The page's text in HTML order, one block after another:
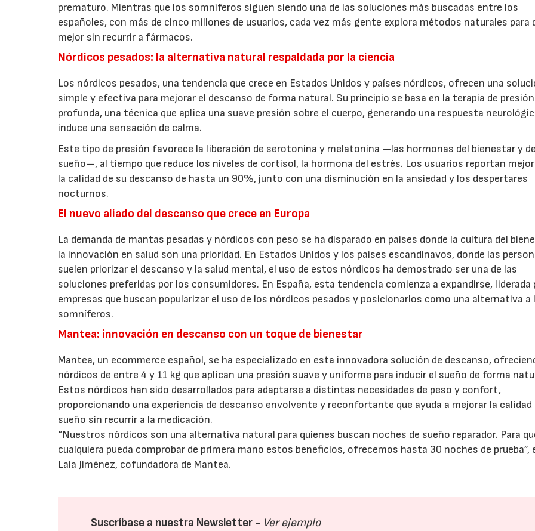
prematuro. Mientras que los somníferos siguen siendo una de las soluciones más buscadas entre los
españoles, con más de cinco millones de usuarios, cada vez más gente explora métodos naturales para
mejor sin recurrir a fármacos.
Nórdicos pesados: la alternativa natural respaldada por la ciencia
Los nórdicos pesados, una tendencia que crece en Estados Unidos y países nórdicos, ofrecen una
simple y efectiva para mejorar el descanso de forma natural. Su principio se basa en la terapia de presión
profunda, una técnica que aplica una suave presión sobre el cuerpo, generando una respuesta
induce una sensación de calma.
Este tipo de presión favorece la liberación de serotonina y melatonina —las hormonas del bienestar y
sueño—, al tiempo que reduce los niveles de cortisol, la hormona del estrés. Los usuarios reportan
la calidad de su descanso de hasta un 90%, junto con una disminución en la ansiedad y los despertares
nocturnos.
El nuevo aliado del descanso que crece en Europa
La demanda de mantas pesadas y nórdicos con peso se ha disparado en países donde la cultura del
la innovación en salud son una prioridad. En Estados Unidos y los países escandinavos, donde las
suelen priorizar el descanso y la salud mental, el uso de estos nórdicos ha demostrado ser una de las
soluciones preferidas por los consumidores. En España, esta tendencia comienza a expandirse, liderada
empresas que buscan popularizar el uso de los nórdicos pesados y posicionarlos como una alternativa a
somníferos.
Mantea: innovación en descanso con un toque de bienestar
Mantea, un ecommerce español, se ha especializado en esta innovadora solución de descanso,
nórdicos de entre 4 y 11 kg que aplican una presión suave y uniforme para inducir el sueño de forma
Estos nórdicos han sido desarrollados para adaptarse a distintas necesidades de peso y confort,
proporcionando una experiencia de descanso envolvente y reconfortante que ayuda a mejorar la calidad
sueño sin recurrir a la medicación.
“Nuestros nórdicos son una alternativa natural para quienes buscan noches de sueño reparador. Para
cualquiera pueda comprobar de primera mano estos beneficios, ofrecemos hasta 30 noches de prueba”,
Laia Jiménez, cofundadora de Mantea.
Suscríbase a nuestra Newsletter - Ver ejemplo